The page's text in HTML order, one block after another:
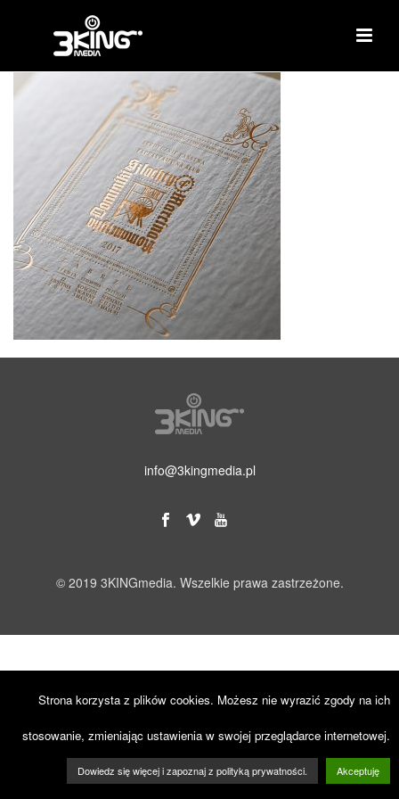
info@3kingmedia.pl
© 2019 3KINGmedia. Wszelkie prawa zastrzeżone.
Strona korzysta z plików cookies. Możesz nie wyrazić zgody na ich
stosowanie, zmieniając ustawienia w swojej przeglądarce internetowej.
Dowiedz się więcej i zapoznaj z polityką prywatności. Akceptuję